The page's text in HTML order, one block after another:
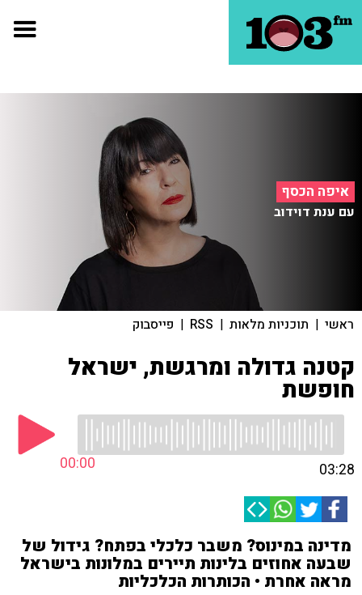
איפה הכסף
עם ענת דוידוב
ראשי | תוכניות מלאות |
RSS
| פייסבוק
קטנה גדולה ומרגשת, ישראל
חופשת
00:00 03:28
מדינה במינוס? משבר כלכלי בפתח? גידול של
שבעה אחוזים בלינות תיירים במלונות בישראל
מראה אחרת • הכותרות הכלכליות